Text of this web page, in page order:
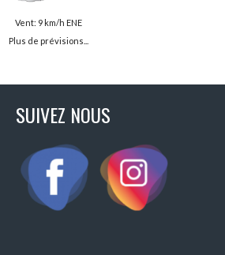
Vent: 9 km/h ENE
Plus de prévisions...
SUIVEZ NOUS